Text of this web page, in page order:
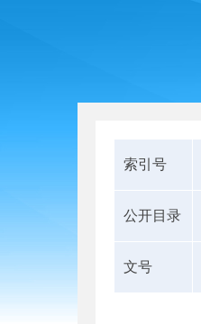
索引号
公开目录
文号